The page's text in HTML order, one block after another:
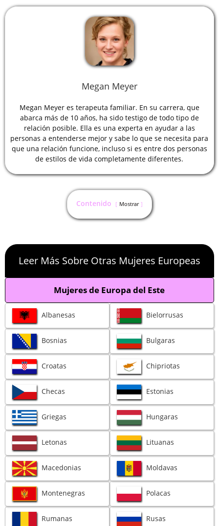
Megan Meyer
Megan Meyer es terapeuta familiar. En su carrera, que
abarca más de 10 años, ha sido testigo de todo tipo de
relación posible. Ella es una experta en ayudar a las
personas a entenderse mejor y sabe lo que se necesita para
que una relación funcione, incluso si es entre dos personas
de estilos de vida completamente diferentes.
Contenido Mostrar
Leer Más Sobre Otras Mujeres Europeas
Mujeres de Europa del Este
Albanesas Bielorrusas
Bosnias Bulgaras
Croatas Chipriotas
Checas Estonias
Griegas Hungaras
Letonas Lituanas
Macedonias Moldavas
Montenegras Polacas
Rumanas Rusas